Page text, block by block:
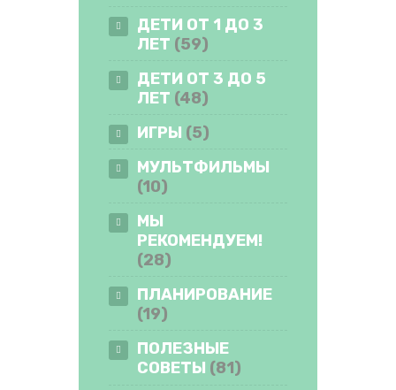
ДЕТИ ОТ 1 ДО 3
ЛЕТ (59)
ДЕТИ ОТ 3 ДО 5
ЛЕТ (48)
ИГРЫ (5)
МУЛЬТФИЛЬМЫ
(10)
МЫ
РЕКОМЕНДУЕМ!
(28)
ПЛАНИРОВАНИЕ
(19)
ПОЛЕЗНЫЕ
СОВЕТЫ (81)